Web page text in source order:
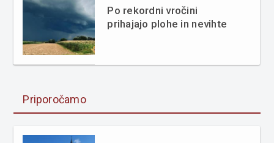
Po rekordni vročini
prihajajo plohe in nevihte
Priporočamo